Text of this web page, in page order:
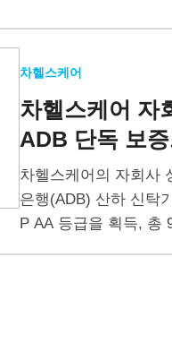
차헬스케어
차헬스케어 자
ADB 단독 보
차헬스케어의 자회사
은행(ADB) 산하 신탁
P AA 등급을 획득, 총